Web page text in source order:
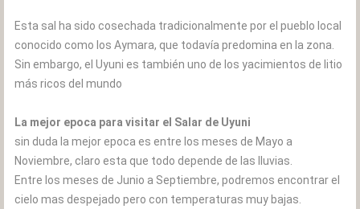
Esta sal ha sido cosechada tradicionalmente por el pueblo local
conocido como los Aymara, que todavía predomina en la zona.
Sin embargo, el Uyuni es también uno de los yacimientos de litio
más ricos del mundo
La mejor epoca para visitar el Salar de Uyuni
sin duda la mejor epoca es entre los meses de Mayo a
Noviembre, claro esta que todo depende de las lluvias.
Entre los meses de Junio a Septiembre, podremos encontrar el
cielo mas despejado pero con temperaturas muy bajas.